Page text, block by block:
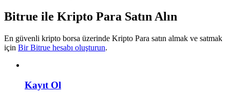
Bilgi
Bitrue ile Kripto Para Satın Alın
En güvenli kripto borsa üzerinde Kripto Para satın almak ve satmak
için Bir Bitrue hesabı oluşturun.
Kayıt Ol